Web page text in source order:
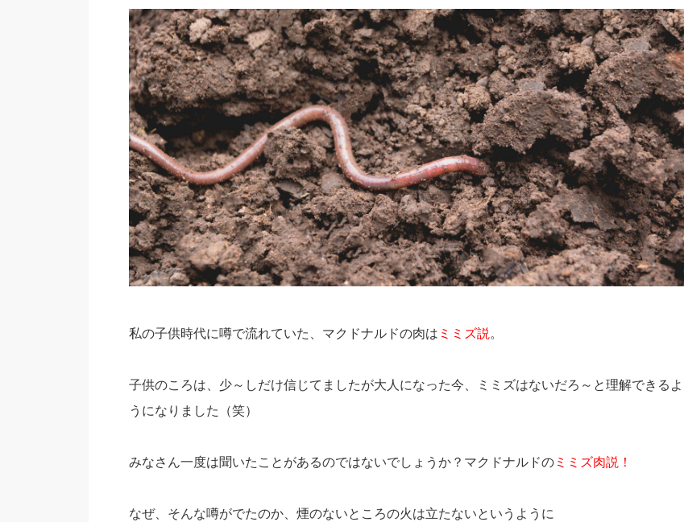
私の子供時代に噂で流れていた、マクドナルドの肉は ミミズ説 。
子供のころは、少～しだけ信じてましたが大人になった今、ミミズはないだろ～と理解できるよ
うになりました（笑）
みなさん一度は聞いたことがあるのではないでしょうか？マクドナルドのミミズ肉説！
なぜ、そんな噂がでたのか、煙のないところの火は立たないというように